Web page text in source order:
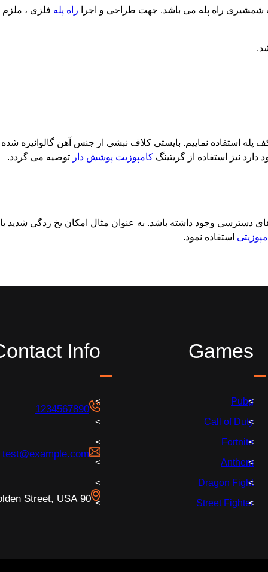
راه پله می باشد. جهت طراحی و اجرا راه پله فلزی ، ملزم
پله استفاده نماییم. بایستی کلاف نبشی از جنس آهن گالوانیزه
نیز استفاده از گریتینگ کامپوزیت پوشش دار توصیه می گردد.
وجود داشته باشد. به عنوان مثال امکان یخ زدگی شدید یا
استفاده نمود.
Games
Pubg
Call of Duty
Fortnite
Anthem
Dragon Fight
Street Fighter
Info
1234567890
test@example.com
90 Broklyn Golden Street, USA